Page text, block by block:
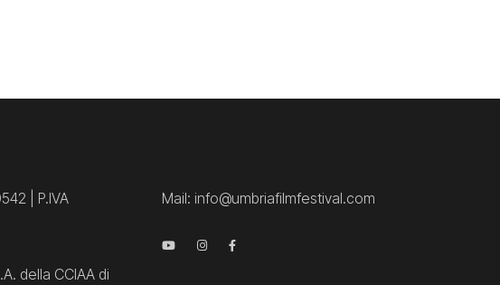
| P.IVA
della CCIAA di
Mail: info@umbriafilmfestival.com